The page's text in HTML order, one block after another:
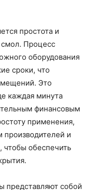
простота и
смол. Процесс
оборудования
сроки, что
Это
каждая минута
финансовым
применения,
производителей и
чтобы обеспечить
представляют собой